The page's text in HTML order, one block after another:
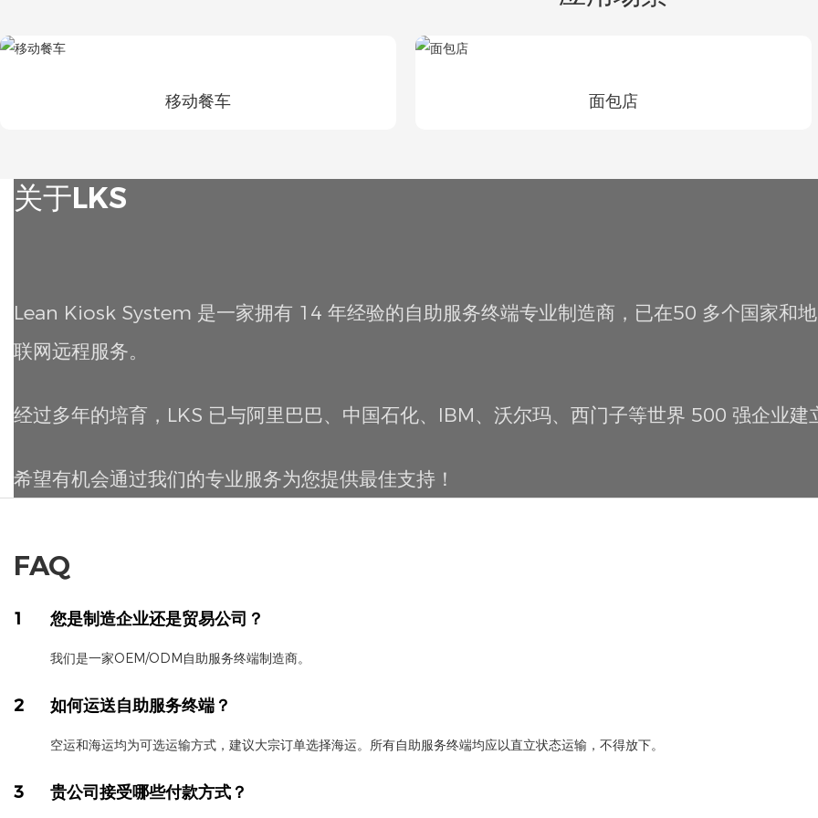
移动餐车 面包店
关于LKS
Lean Kiosk System 是一家拥有 14 年经验的自助服务终端专业制造商，已在50 多个国家和
联网远程服务。
经过多年的培育，LKS 已与阿里巴巴、中国石化、IBM、沃尔玛、西门子等世界 500 强企业建
希望有机会通过我们的专业服务为您提供最佳支持！
FAQ
1 您是制造企业还是贸易公司？
我们是一家OEM/ODM自助服务终端制造商。
2 如何运送自助服务终端？
空运和海运均为可选运输方式，建议大宗订单选择海运。所有自助服务终端均应以直立状态运输，不得放下。
3 贵公司接受哪些付款方式？